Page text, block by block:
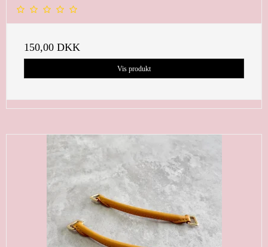
150,00 DKK
Vis produkt